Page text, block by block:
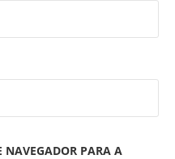
NAVEGADOR PARA A